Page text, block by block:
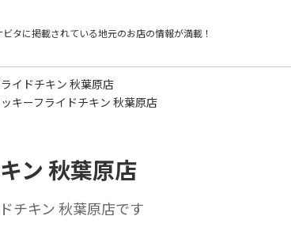
ビタに掲載されている地元のお店の情報が満載！
イドチキン 秋葉原店
キーフライドチキン 秋葉原店
ン 秋葉原店
チキン 秋葉原店です